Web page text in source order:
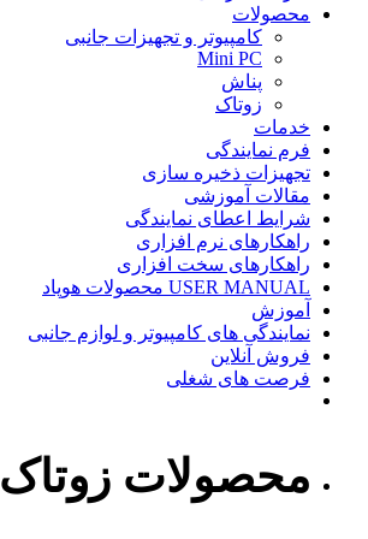
محصولات
کامپیوتر و تجهیزات جانبی
Mini PC
پناش
زوتاک
خدمات
فرم نمایندگی
تجهیزات ذخیره سازی
مقالات آموزشی
شرایط اعطای نمایندگی
راهکارهای نرم افزاری
راهکارهای سخت افزاری
USER MANUAL محصولات هوپاد
آموزش
نمایندگی های کامپیوتر و لوازم جانبی
فروش آنلاین
فرصت های شغلی
محصولات زوتاک